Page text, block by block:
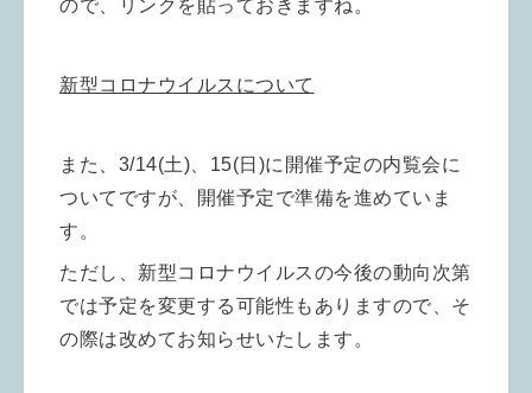
ので、リンクを貼っておきますね。
新型コロナウイルスについて
また、3/14(土)、15(日)に開催予定の内覧会に
ついてですが、
開催予定で準備を進めていま
す。
ただし、新型コロナウイルスの今後の動向次第
では予定を変更する可能性もありますので、そ
の際は改めてお知らせいたします。